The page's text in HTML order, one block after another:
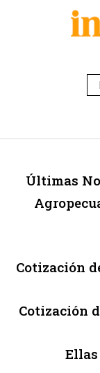
Últimas
Cotización
Cotización
Ellas